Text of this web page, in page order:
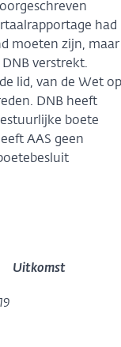
had
moeten zijn, maar
DNB verstrekt.
lid, van de Wet op
DNB heeft
boete
AAS geen
Uitkomst